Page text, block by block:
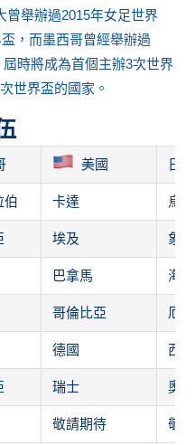
曾舉辦過2015年女足世界
，而墨西哥曾經舉辦過
時將成為首個主辦3次世界
世界盃的國家。
美國 日本
伯 卡達 烏
埃及 象
巴拿馬 海地
哥倫比亞 厄
德國 西
瑞士 奧
敬請期待 敬